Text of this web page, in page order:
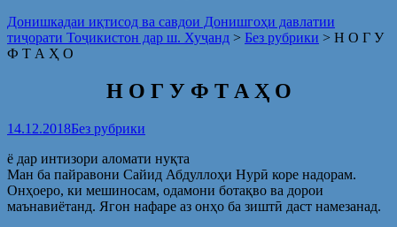
Донишкадаи иқтисод ва савдои Донишгоҳи давлатии
тиҷорати Тоҷикистон дар ш. Хуҷанд > Без рубрики > Н О Г У
Ф Т А Ҳ О
Н О Г У Ф Т А Ҳ О
14.12.2018Без рубрики
ё дар интизори аломати нуқта
Ман ба пайравони Сайид Абдуллоҳи Нурӣ коре надорам.
Онҳоеро, ки мешиносам, одамони ботақво ва дорои
маънавиётанд. Ягон нафаре аз онҳо ба зиштӣ даст намезанад.